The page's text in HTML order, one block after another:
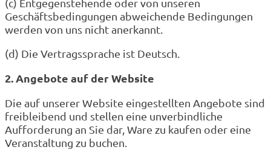
(c) Entgegenstehende oder von unseren
Geschäftsbedingungen abweichende Bedingungen
werden von uns nicht anerkannt.
(d) Die Vertragssprache ist Deutsch.
2. Angebote auf der Website
Die auf unserer Website eingestellten Angebote sind
freibleibend und stellen eine unverbindliche
Aufforderung an Sie dar, Ware zu kaufen oder eine
Veranstaltung zu buchen.